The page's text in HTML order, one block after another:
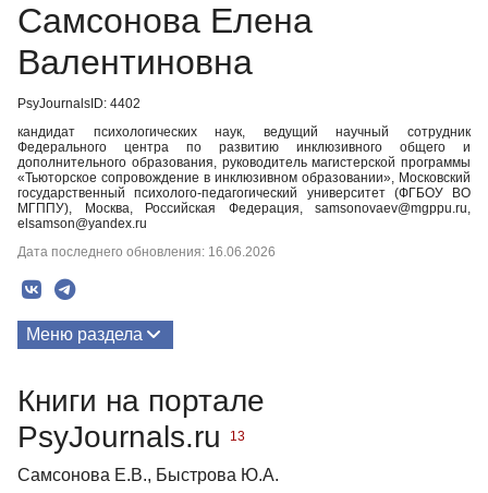
Самсонова Елена
Валентиновна
PsyJournalsID: 4402
кандидат психологических наук, ведущий научный сотрудник
Федерального центра по развитию инклюзивного общего и
дополнительного образования, руководитель магистерской программы
«Тьюторское сопровождение в инклюзивном образовании», Московский
государственный психолого-педагогический университет (ФГБОУ ВО
МГППУ), Москва, Российская Федерация, samsonovaev@mgppu.ru,
elsamson@yandex.ru
Дата последнего обновления: 16.06.2026
Меню раздела
Медиа-материалы
Книги на портале
PsyJournals.ru
13
Самсонова Е.В., Быстрова Ю.А.